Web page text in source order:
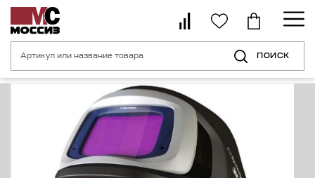
ПОИСК
Главная страница Средства индивидуальной защиты для